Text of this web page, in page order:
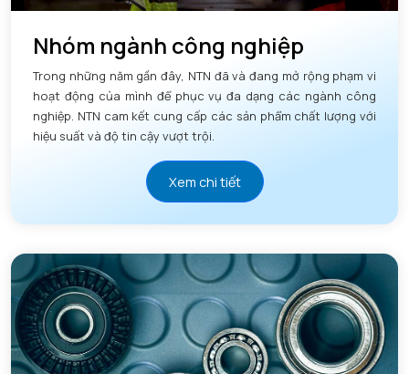
Nhóm ngành công nghiệp
Trong những năm gần đây, NTN đã và đang mở rộng phạm vi
hoạt động của mình để phục vụ đa dạng các ngành công
nghiệp. NTN cam kết cung cấp các sản phẩm chất lượng với
hiệu suất và độ tin cậy vượt trội.
Xem chi tiết